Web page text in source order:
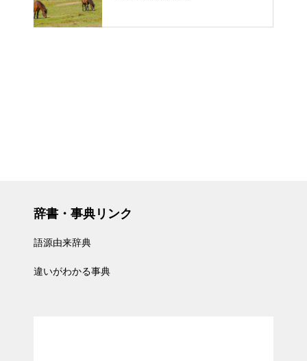
辞書・事典リンク
語源由来辞典
違いがわかる事典